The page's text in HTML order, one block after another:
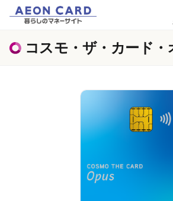
コスモ・ザ・カード・